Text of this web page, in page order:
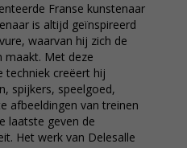
Franse kunstenaar
is altijd geïnspireerd
waarvan hij zich de
maakt. Met deze
techniek creëert hij
spijkers, speelgoed,
afbeeldingen van treinen
laatste geven de
Het werk van Delesalle